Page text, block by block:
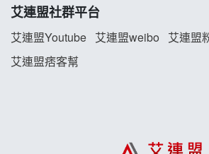
藍象廷泰式火鍋加盟說明會
日十。早午食加盟說明會
莫尼早餐Morni加盟說明會
艾連盟社群平台
艾連盟Youtube 艾連盟weibo
艾連盟
艾連盟痞客幫